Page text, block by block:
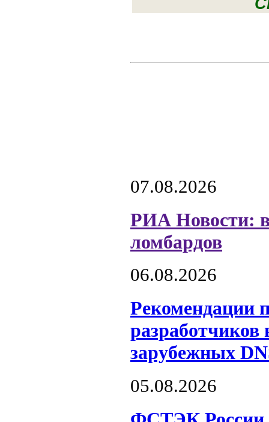
07.08.2026
РИА Новости: в
ломбардов
06.08.2026
разработчиков
зарубежных
05.08.2026